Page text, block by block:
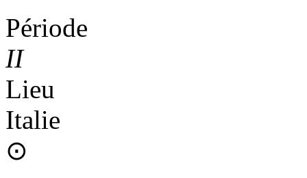
Période
II
Lieu
Italie
⊙